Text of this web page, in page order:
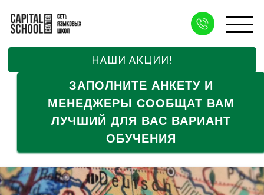
НАШИ АКЦИИ!
ЗАПОЛНИТЕ АНКЕТУ И
МЕНЕДЖЕРЫ СООБЩАТ ВАМ
ЛУЧШИЙ ДЛЯ ВАС ВАРИАНТ
ОБУЧЕНИЯ